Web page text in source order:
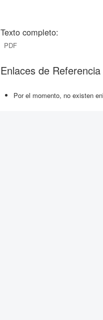
Texto completo:
PDF
Enlaces de Referencia
Por el momento, no existen